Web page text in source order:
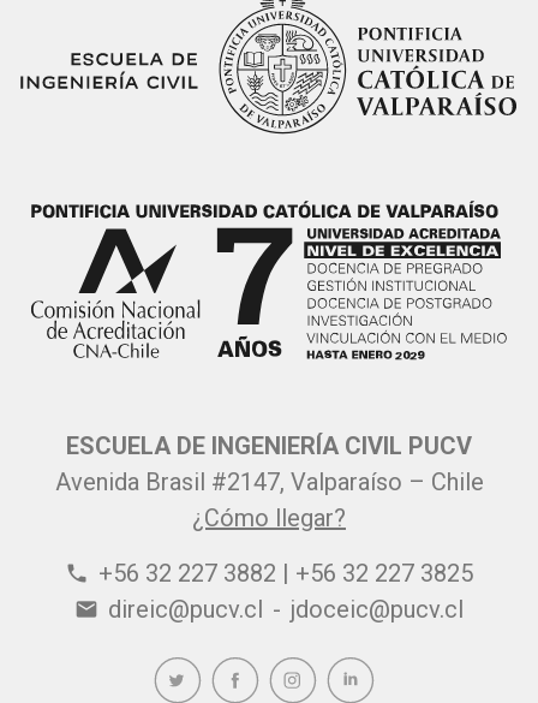
ESCUELA DE INGENIERÍA CIVIL PUCV
Avenida Brasil #2147, Valparaíso – Chile
¿Cómo llegar?
phone +56 32 227 3882 | +56 32 227 3825
email direic@pucv.cl - jdoceic@pucv.cl